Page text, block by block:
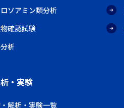
ソアミン類分析
確認試験
析
・実験
解析・実験一覧